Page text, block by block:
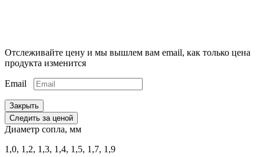
Отслеживайте цену и мы вышлем вам email, как только цена
продукта изменится
Email
Закрыть
Следить за ценой
Диаметр сопла, мм
1,0, 1,2, 1,3, 1,4, 1,5, 1,7, 1,9